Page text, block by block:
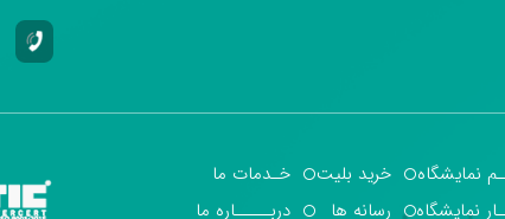
نمایشگاه
نمایشگاه
خرید بلیت
رسانه ها
خـدمات ما
دربـــــاره ما